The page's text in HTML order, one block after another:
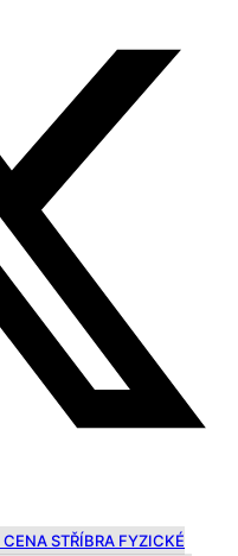
STŘÍBRA FYZICKÉ